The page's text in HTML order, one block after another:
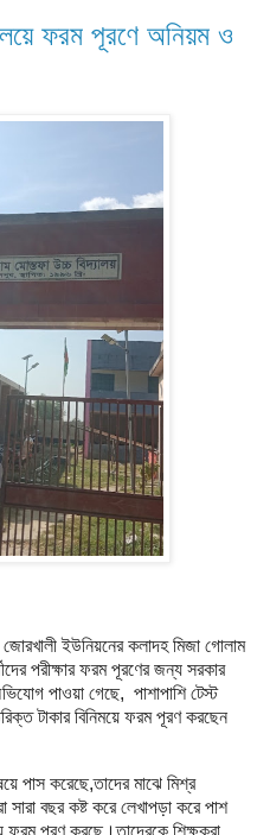
ফরম পূরণে অনিয়ম ও
ইউনিয়নের কলাদহ মিজা গোলাম
পরীক্ষার ফরম পূরণের জন্য সরকার
পাওয়া গেছে, পাশাপাশি টেস্ট
টাকার বিনিময়ে ফরম পূরণ করছেন
পাস করেছে,তাদের মাঝে মিশ্র
সারা বছর কষ্ট করে লেখাপড়া করে পাশ